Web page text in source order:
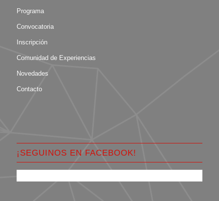
Programa
Convocatoria
Inscripción
Comunidad de Experiencias
Novedades
Contacto
¡SEGUINOS EN FACEBOOK!